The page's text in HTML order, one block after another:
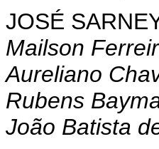
JOSÉ
Mailson
Aureliano
Rubens
João Batista